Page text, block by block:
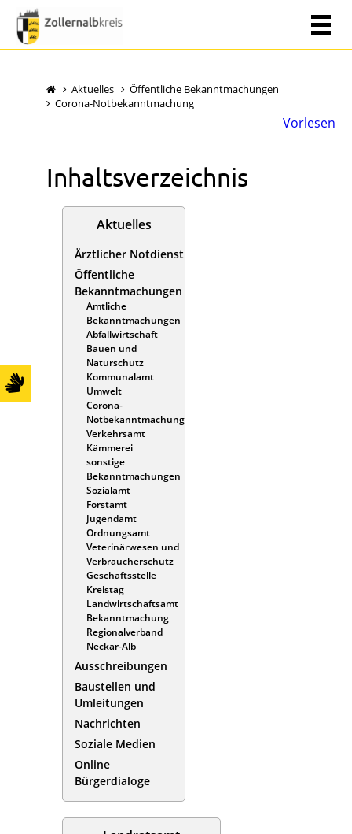
Aktuelles
Öffentliche Bekanntmachungen
Corona-Notbekanntmachung
Vorlesen
Inhaltsverzeichnis
Aktuelles
Ärztlicher Notdienst
Öffentliche
Bekanntmachungen
Amtliche
Bekanntmachungen
Abfallwirtschaft
Bauen und
Naturschutz
Kommunalamt
Umwelt
Corona-
Notbekanntmachung
Verkehrsamt
Kämmerei
sonstige
Bekanntmachungen
Sozialamt
Forstamt
Jugendamt
Ordnungsamt
Veterinärwesen und
Verbraucherschutz
Geschäftsstelle
Kreistag
Landwirtschaftsamt
Bekanntmachung
Regionalverband
Neckar-Alb
Ausschreibungen
Baustellen und
Umleitungen
Nachrichten
Soziale Medien
Online
Bürgerdialoge